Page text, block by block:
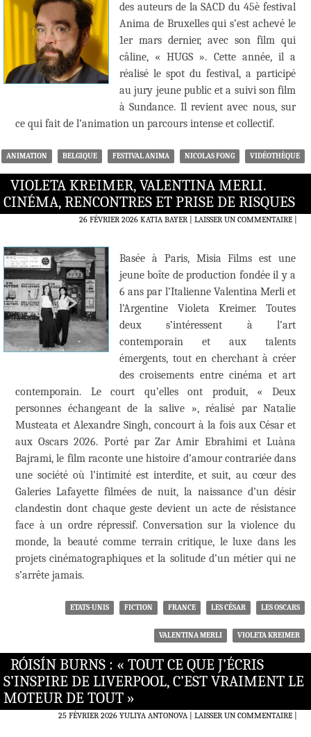
des auteurs de la SACD du 45è festival
Anima de Bruxelles qui s’est achevé le
1er mars dernier, avec son film qui
câline, « HUGS ». Cette année, il a
réalisé le spot du festival, a participé
au jury jeune public et a suivi son film
à Sundance. Il revient avec nous, sur
ce qui fait de l’animation un parcours intense et collectif.
ANIMATION BELGIQUE FESTIVAL ANIMA NICOLAS FONG VIDÉOTHÈQUE
VIOLETA KREIMER, VALENTINA MERLI.
CINÉMA, RENCONTRES ET PRISE DE RISQUES
26 FÉVRIER 2026 KATIA BAYER LAISSER UN COMMENTAIRE|
Basée à Paris, Misia Films est une
jeune boîte de production fondée il y a
6 ans par l’Italienne Valentina Merli et
l’Argentine Violeta Kreimer. Toutes
deux s’intéressent à l’art
contemporain et aux talents
émergents, tout en cherchant à créer
des croisements entre cinéma et art
contemporain. Le court qu’elles ont produit, « Deux
personnes échangeant de la salive », réalisé par Natalie
Musteata et Alexandre Singh, concourt à la fois aux César et
aux Oscars 2026. Porté par Zar Amir Ebrahimi et Luàna
Bajrami, le film raconte une histoire d’amour contrariée dans
une société où l’intimité est interdite, et suit, au cœur des
Galeries Lafayette filmées de nuit, la naissance d’un désir
clandestin dont chaque geste devient un acte de résistance
face à un ordre répressif. Conversation sur la violence du
monde, la beauté comme terrain critique, le luxe dans les
projets cinématographiques et la solitude d’un métier qui ne
s’arrête jamais.
ETATS-UNIS FICTION FRANCE LES CÉSAR LES OSCARS
VALENTINA MERLI VIOLETA KREIMER
RÓISÍN BURNS : « TOUT CE QUE J’ÉCRIS
S’INSPIRE DE LIVERPOOL, C’EST VRAIMENT LE
MOTEUR DE TOUT »
25 FÉVRIER 2026 YULIYA ANTONOVA LAISSER UN COMMENTAIRE|